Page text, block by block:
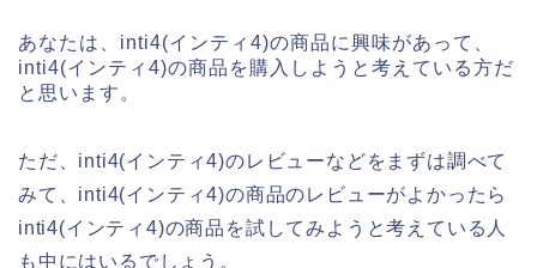
あなたは、inti4(インティ4)の商品に興味があって、
inti4(インティ4)の商品を購入しようと考えている方だ
と思います。
ただ、inti4(インティ4)のレビューなどをまずは調べて
みて、inti4(インティ4)の商品のレビューがよかったら
inti4(インティ4)の商品を試してみようと考えている人
も中にはいるでしょう。